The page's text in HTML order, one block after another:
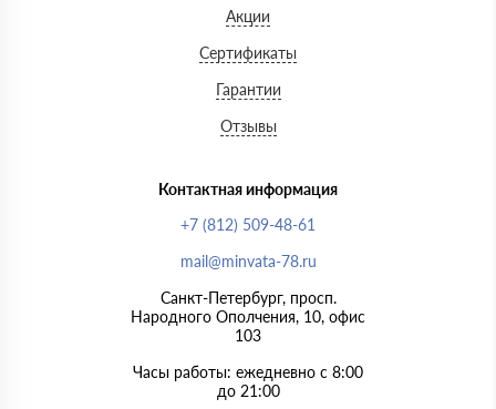
Акции
Сертификаты
Гарантии
Отзывы
Контактная информация
+7 (812) 509-48-61
mail@minvata-78.ru
Санкт-Петербург, просп.
Народного Ополчения, 10, офис
103
Часы работы: ежедневно с 8:00
до 21:00